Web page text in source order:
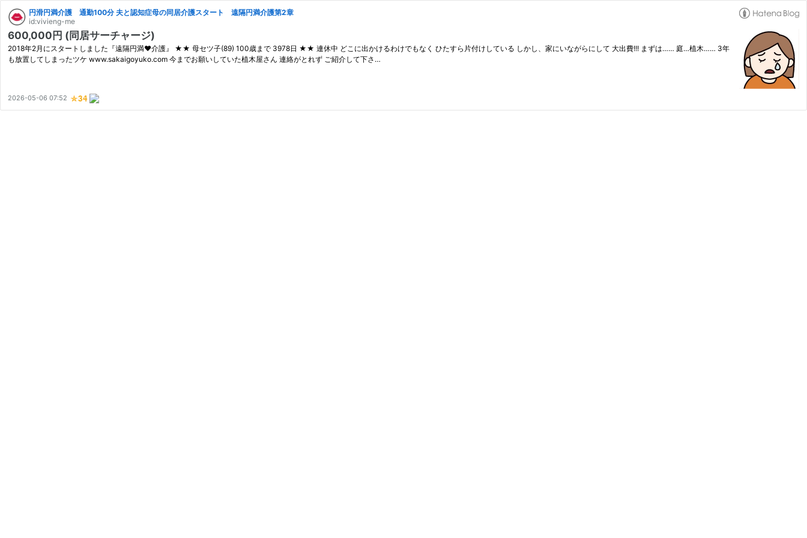
円滑円満介護 通勤100分 夫と認知症母の同居介護スタート 遠隔円満介護第2章
id:vivieng-me
600,000円 (同居サーチャージ)
2018年2月にスタートしました『遠隔円満❤介護』 ★★ 母セツ子(89) 100歳まで 3978日 ★★ 連休中 どこに出かけるわけでもなく ひたすら片付けしている しかし、家にいながらにして 大出費!!! まずは…… 庭…植木…… 3年
も放置してしまったツケ www.sakaigoyuko.com 今までお願いしていた植木屋さん 連絡がとれず ご紹介して下さ…
2026-05-06 07:52